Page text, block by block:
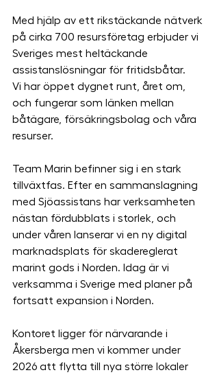
Med hjälp av ett rikstäckande nätverk
på cirka 700 resursföretag erbjuder vi
Sveriges mest heltäckande
assistanslösningar för fritidsbåtar.
Vi har öppet dygnet runt, året om,
och fungerar som länken mellan
båtägare, försäkringsbolag och våra
resurser.
Team Marin befinner sig i en stark
tillväxtfas. Efter en sammanslagning
med Sjöassistans har verksamheten
nästan fördubblats i storlek, och
under våren lanserar vi en ny digital
marknadsplats för skadereglerat
marint gods i Norden. Idag är vi
verksamma i Sverige med planer på
fortsatt expansion i Norden.
Kontoret ligger för närvarande i
Åkersberga men vi kommer under
2026 att flytta till nya större lokaler